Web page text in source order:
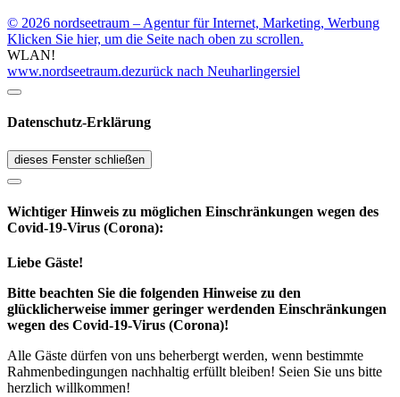
© 2026 nordseetraum – Agentur für Internet, Marketing, Werbung
Klicken Sie hier, um die Seite nach oben zu scrollen.
WLAN!
www.nordseetraum.dezurück nach Neuharlingersiel
Datenschutz-Erklärung
dieses Fenster schließen
Wichtiger Hinweis zu möglichen Ein­schränk­ungen wegen des
Covid-19-Virus (Corona):
Liebe Gäste!
Bitte beachten Sie die folgenden Hinweise zu den
glücklicherweise immer geringer werdenden Einschränkungen
wegen des Covid-19-Virus (Corona)!
Alle Gäste dürfen von uns beherbergt werden, wenn bestimmte
Rahmenbedingungen nachhaltig erfüllt bleiben! Seien Sie uns bitte
herzlich willkommen!